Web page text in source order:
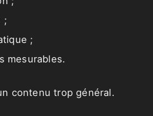
;
;
mesurables.
contenu trop général.